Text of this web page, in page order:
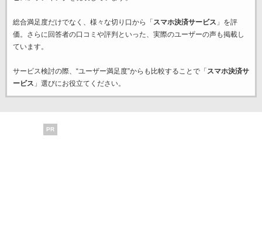
総合満足度だけでなく、様々な切り口から「 スマホ決済サービス 」を評
価。さらに回答者の口コミや評判といった、実際のユーザーの声も掲載し
ています。
サービス検討の際、“ユーザー満足度”からも比較することで「 スマホ決済サ
ービス 」選びにお役立てください。
PR